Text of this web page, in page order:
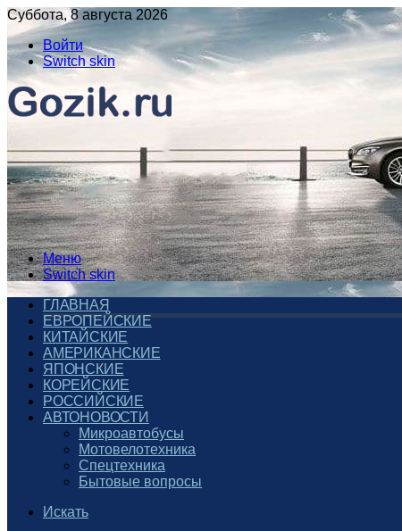
Суббота, 8 августа 2026
Войти
Switch skin
Меню
Switch skin
ГЛАВНАЯ
ЕВРОПЕЙСКИЕ
КИТАЙСКИЕ
АМЕРИКАНСКИЕ
ЯПОНСКИЕ
КОРЕЙСКИЕ
РОССИЙСКИЕ
АВТОНОВОСТИ
Микроавтобусы
Мотовелотехника
Спецтехника
Бытовые вопросы
Искать